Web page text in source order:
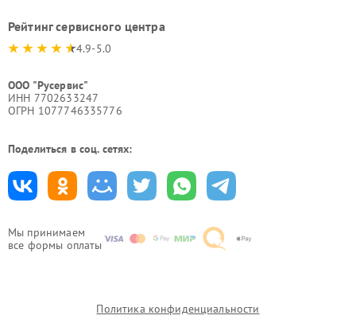
Мы принимаем
все формы оплаты
Рейтинг сервисного центра
4.9-5.0
ООО "Русервис"
ИНН 7702633247
ОГРН 1077746335776
Поделиться в соц. сетях:
Политика конфиденциальности